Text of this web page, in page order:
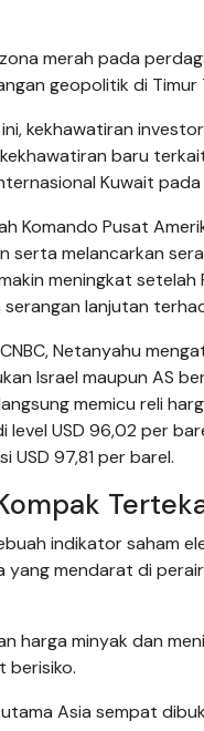
merah pada
geopolitik di Timur
ini, kekhawatiran
baru
Kuwait pada
Komando Pusat
serta melancarkan
meningkat
lanjutan
Netanyahu
Israel maupun AS
memicu reli
USD 96,02 per
USD 97,81 per barel.
indikator saham
mendarat di
harga minyak dan
berisiko.
Asia sempat